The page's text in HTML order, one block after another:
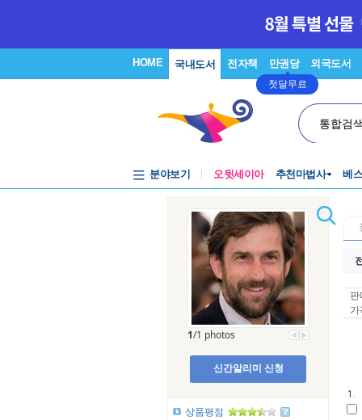
HOME 국내도서 전자책 만권당
첫달무료
외국도서
통합검
분야보기 오뒷세이아 추천마법사 베
1/1 photos
신간알리미 신청
상품평점
1.